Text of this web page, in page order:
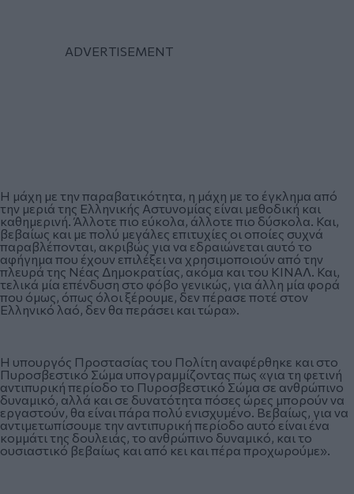
Η μάχη με την παραβατικότητα, η μάχη με το έγκλημα από
την μεριά της Ελληνικής Αστυνομίας είναι μεθοδική και
καθημερινή. Άλλοτε πιο εύκολα, άλλοτε πιο δύσκολα. Και,
βεβαίως και με πολύ μεγάλες επιτυχίες οι οποίες συχνά
παραβλέπονται, ακριβώς για να εδραιώνεται αυτό το
αφήγημα που έχουν επιλέξει να χρησιμοποιούν από την
πλευρά της Νέας Δημοκρατίας, ακόμα και του ΚΙΝΑΛ. Και,
τελικά μία επένδυση στο φόβο γενικώς, για άλλη μία φορά
που όμως, όπως όλοι ξέρουμε, δεν πέρασε ποτέ στον
Ελληνικό λαό, δεν θα περάσει και τώρα».
Η υπουργός Προστασίας του Πολίτη αναφέρθηκε και στο
Πυροσβεστικό Σώμα υπογραμμίζοντας πως «για τη φετινή
αντιπυρική περίοδο το Πυροσβεστικό Σώμα σε ανθρώπινο
δυναμικό, αλλά και σε δυνατότητα πόσες ώρες μπορούν να
εργαστούν, θα είναι πάρα πολύ ενισχυμένο. Βεβαίως, για να
αντιμετωπίσουμε την αντιπυρική περίοδο αυτό είναι ένα
κομμάτι της δουλειάς, το ανθρώπινο δυναμικό, και το
ουσιαστικό βεβαίως και από κει και πέρα προχωρούμε».